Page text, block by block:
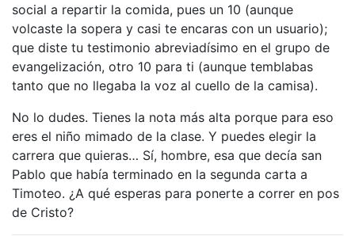
social a repartir la comida, pues un 10 (aunque
volcaste la sopera y casi te encaras con un usuario);
que diste tu testimonio abreviadísimo en el grupo de
evangelización, otro 10 para ti (aunque temblabas
tanto que no llegaba la voz al cuello de la camisa).
No lo dudes. Tienes la nota más alta porque para eso
eres el niño mimado de la clase. Y puedes elegir la
carrera que quieras… Sí, hombre, esa que decía san
Pablo que había terminado en la segunda carta a
Timoteo. ¿A qué esperas para ponerte a correr en pos
de Cristo?